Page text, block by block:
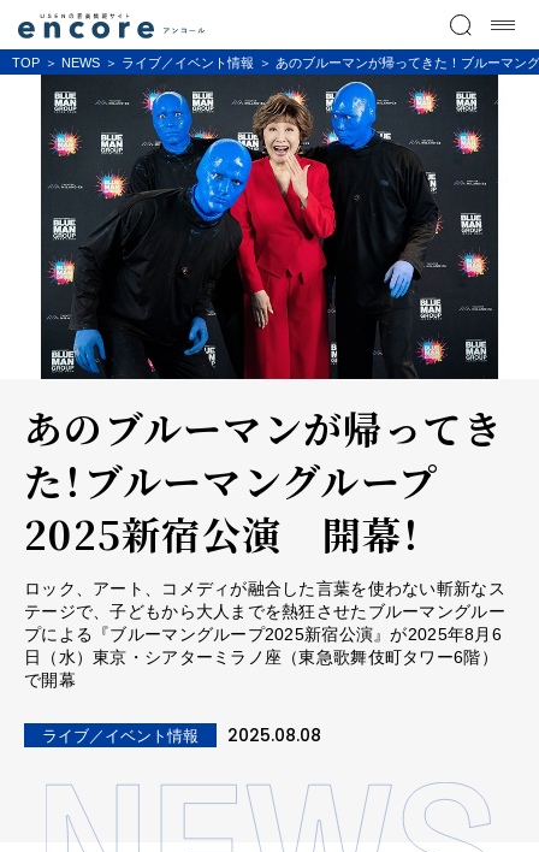
TOP NEWS ライブ／イベント情報 あのブルーマンが帰ってきた！ブルーマン
あのブルーマンが帰ってき
た！ブルーマングループ
2025新宿公演 開幕！
ロック、アート、コメディが融合した言葉を使わない斬新なス
テージで、子どもから大人までを熱狂させたブルーマングルー
プによる『ブルーマングループ2025新宿公演』が2025年8月6
日（水）東京・シアターミラノ座（東急歌舞伎町タワー6階）
で開幕
ライブ／イベント情報 2025.08.08